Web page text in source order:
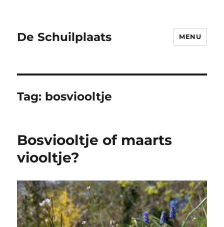
De Schuilplaats MENU
Tag: bosviooltje
Bosviooltje of maarts
viooltje?